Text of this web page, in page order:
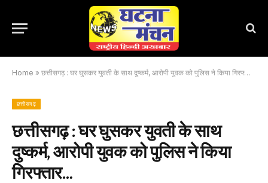
Home » छत्तीसगढ़ : घर घुसकर युवती के साथ दुष्कर्म, आरोपी युवक को पुलिस ने किया गिरफ्तार…
छत्तीसगढ़
छत्तीसगढ़ : घर घुसकर युवती के साथ
दुष्कर्म, आरोपी युवक को पुलिस ने किया
गिरफ्तार…